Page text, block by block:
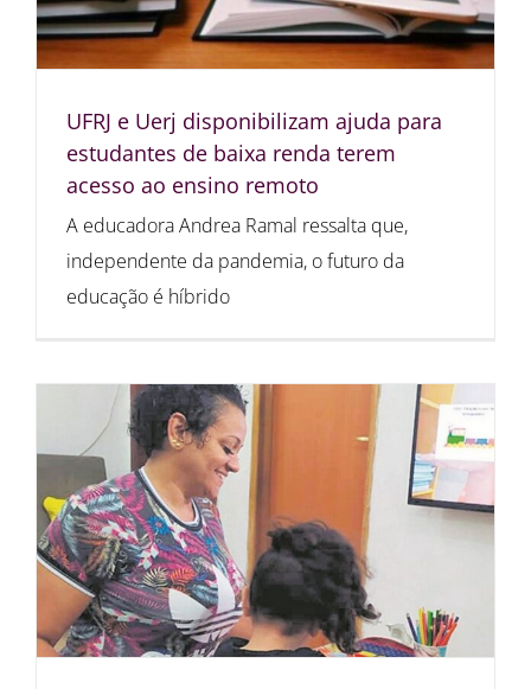
UFRJ e Uerj disponibilizam ajuda para
estudantes de baixa renda terem
acesso ao ensino remoto
A educadora Andrea Ramal ressalta que,
independente da pandemia, o futuro da
educação é híbrido